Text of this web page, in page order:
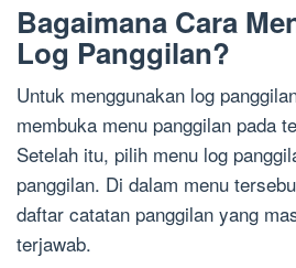
Bagaimana Cara
Log Panggilan?
Untuk menggunakan log
membuka menu panggilan pada
Setelah itu, pilih menu log
panggilan. Di dalam menu
daftar catatan panggilan yang
terjawab.